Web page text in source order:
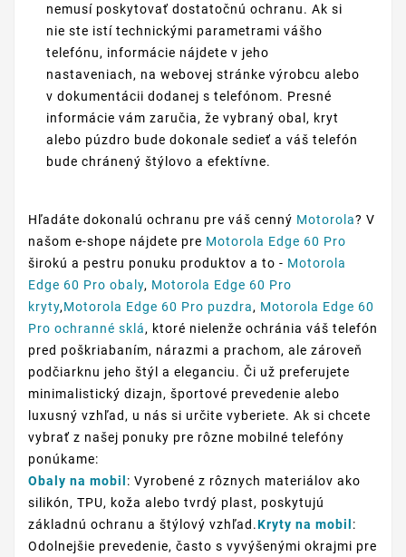
nemusí poskytovať dostatočnú ochranu. Ak si
nie ste istí technickými parametrami vášho
telefónu, informácie nájdete v jeho
nastaveniach, na webovej stránke výrobcu alebo
v dokumentácii dodanej s telefónom. Presné
informácie vám zaručia, že vybraný obal, kryt
alebo púzdro bude dokonale sedieť a váš telefón
bude chránený štýlovo a efektívne.
Hľadáte dokonalú ochranu pre váš cenný Motorola? V
našom e-shope nájdete pre Motorola Edge 60 Pro
širokú a pestru ponuku produktov a to - Motorola
Edge 60 Pro obaly, Motorola Edge 60 Pro
kryty,Motorola Edge 60 Pro puzdra, Motorola Edge 60
Pro ochranné sklá, ktoré nielenže ochránia váš telefón
pred poškriabaním, nárazmi a prachom, ale zároveň
podčiarknu jeho štýl a eleganciu. Či už preferujete
minimalistický dizajn, športové prevedenie alebo
luxusný vzhľad, u nás si určite vyberiete. Ak si chcete
vybrať z našej ponuky pre rôzne mobilné telefóny
ponúkame:
Obaly na mobil : Vyrobené z rôznych materiálov ako
silikón, TPU, koža alebo tvrdý plast, poskytujú
základnú ochranu a štýlový vzhľad.Kryty na mobil :
Odolnejšie prevedenie, často s vyvýšenými okrajmi pre